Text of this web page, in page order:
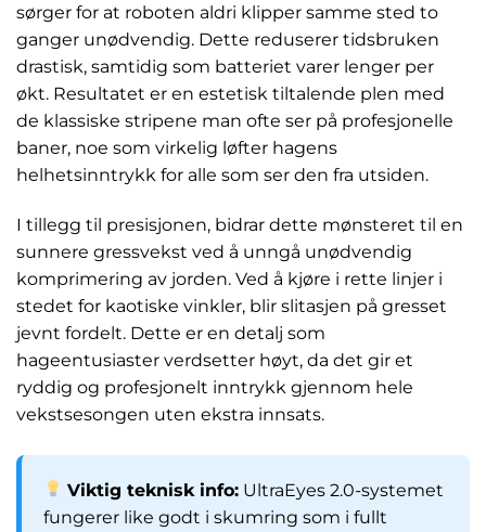
sørger for at roboten aldri klipper samme sted to
ganger unødvendig. Dette reduserer tidsbruken
drastisk, samtidig som batteriet varer lenger per
økt. Resultatet er en estetisk tiltalende plen med
de klassiske stripene man ofte ser på profesjonelle
baner, noe som virkelig løfter hagens
helhetsinntrykk for alle som ser den fra utsiden.
I tillegg til presisjonen, bidrar dette mønsteret til en
sunnere gressvekst ved å unngå unødvendig
komprimering av jorden. Ved å kjøre i rette linjer i
stedet for kaotiske vinkler, blir slitasjen på gresset
jevnt fordelt. Dette er en detalj som
hageentusiaster verdsetter høyt, da det gir et
ryddig og profesjonelt inntrykk gjennom hele
vekstsesongen uten ekstra innsats.
Viktig teknisk info: UltraEyes 2.0-systemet
fungerer like godt i skumring som i fullt